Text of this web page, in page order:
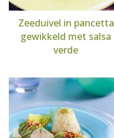
Zeeduivel in pancetta
gewikkeld met salsa
verde